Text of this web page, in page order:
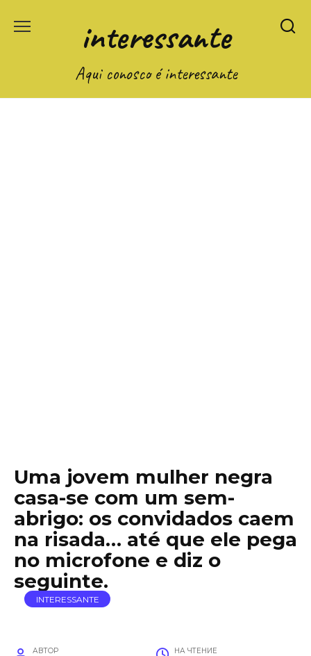
interessante
Aqui conosco é interessante
Uma jovem mulher negra
casa-se com um sem-
abrigo: os convidados caem
na risada… até que ele pega
no microfone e diz o
seguinte.
INTERESSANTE
АВТОР НА ЧТЕНИЕ